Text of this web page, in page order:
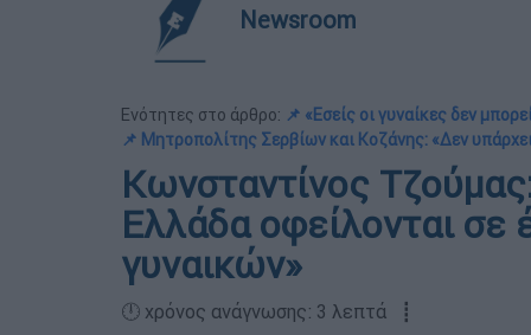
Newsroom
Ενότητες στο άρθρο: 📌 «Εσείς οι γυναίκες δεν
📌 Μητροπολίτης Σερβίων και Κοζάνης: «Δεν
Κωνσταντίνος
Ελλάδα οφείλονται
γυναικών»
🕛 χρόνος ανάγνωσης: 3 λεπτά ┋